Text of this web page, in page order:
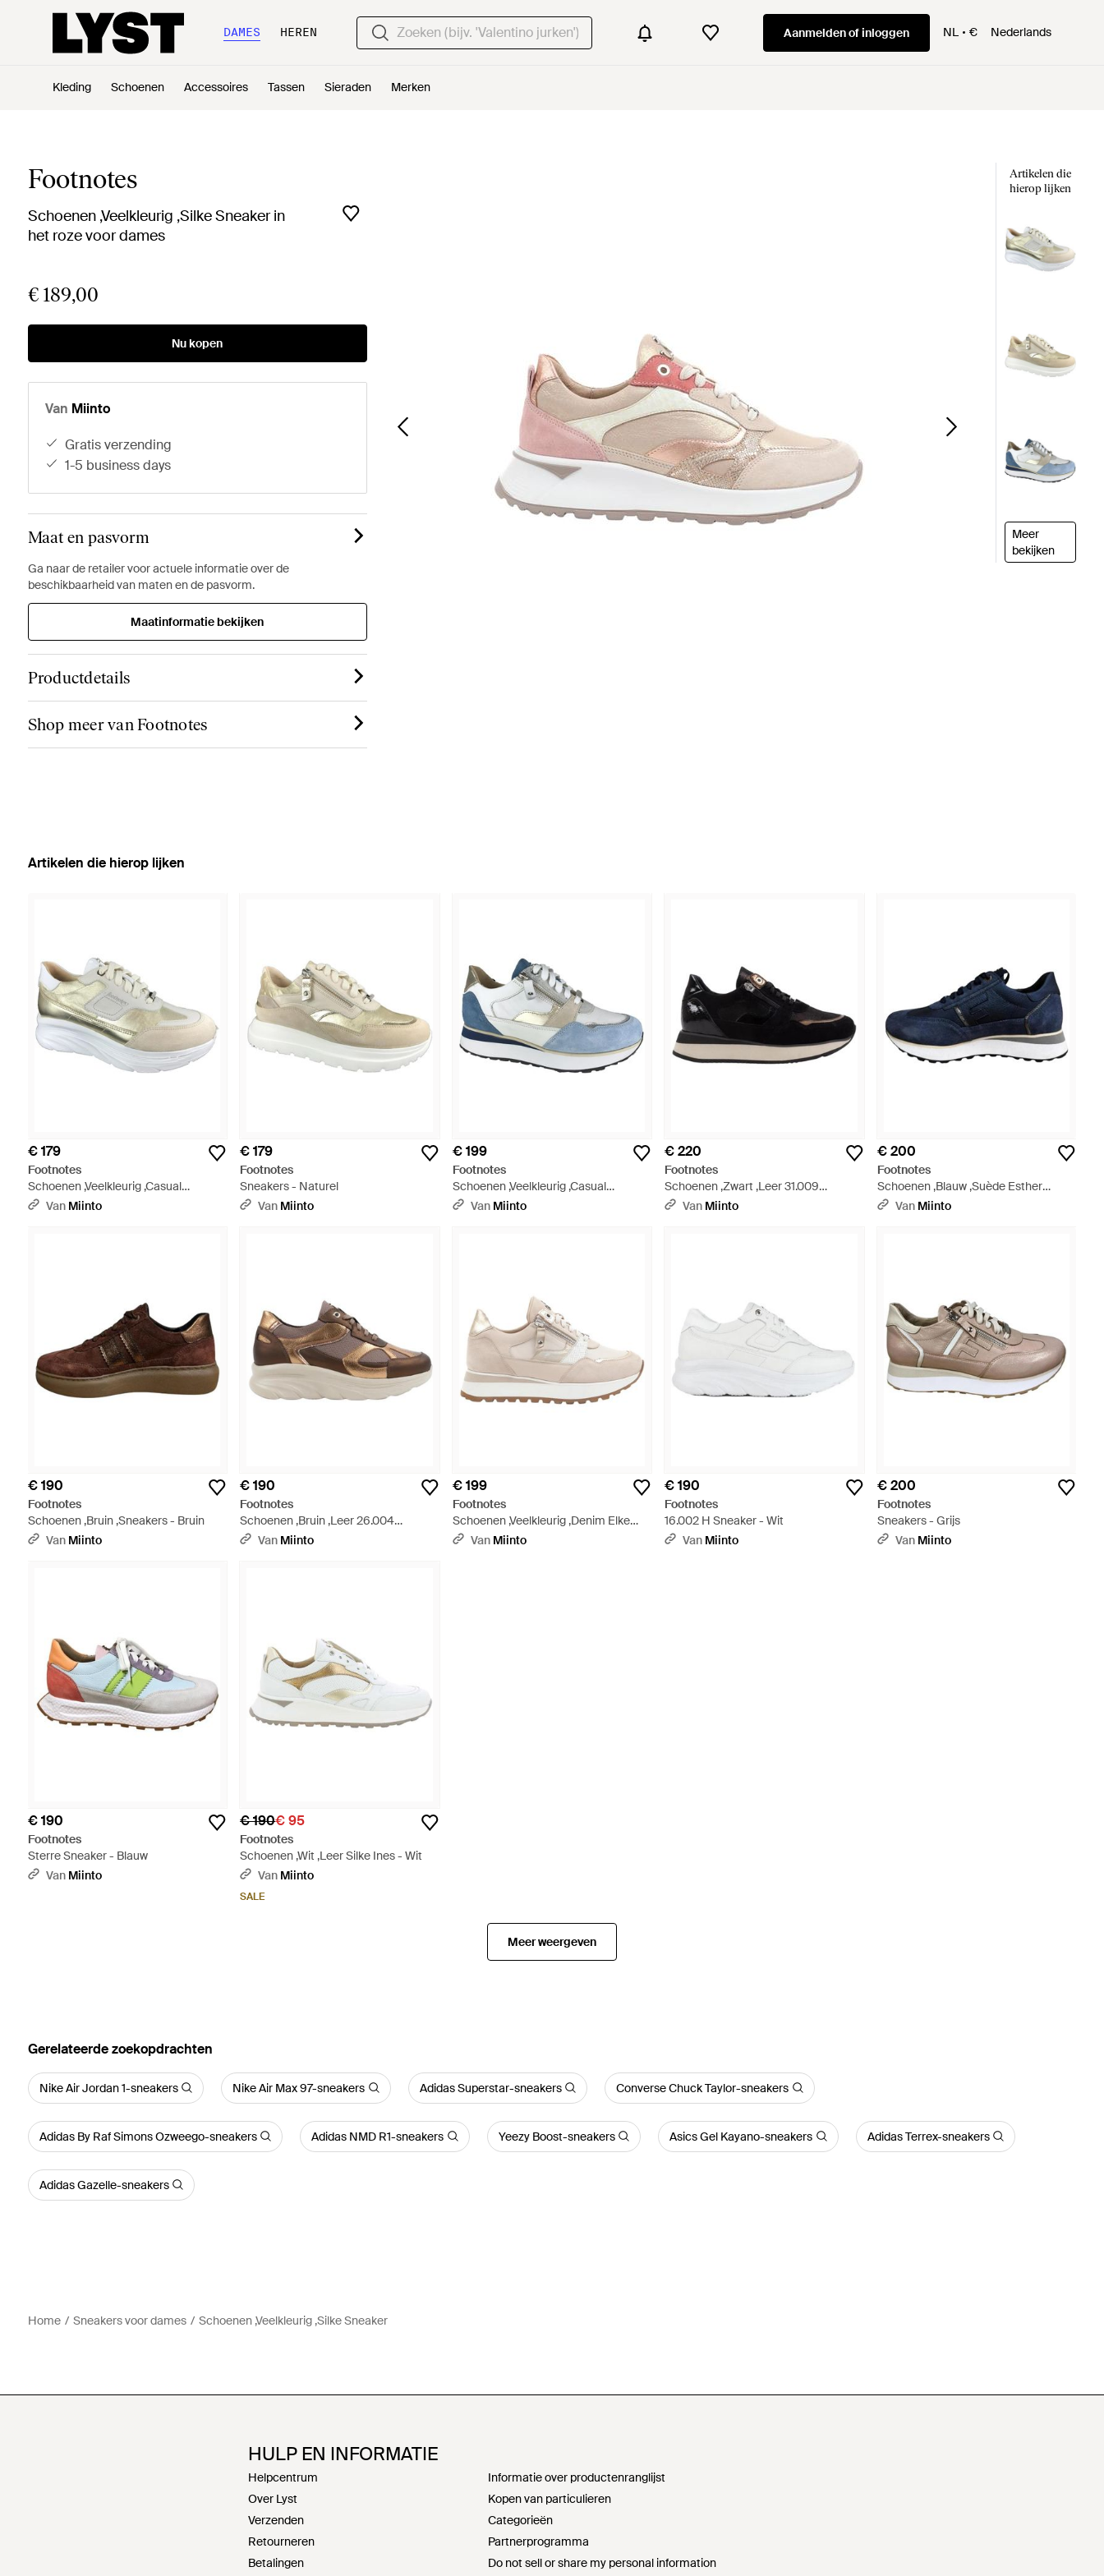
DAMES HEREN Aanmelden of inloggen NL € Nederlands
Kleding Schoenen Accessoires Tassen Sieraden Merken
Footnotes
Schoenen ,Veelkleurig ,Silke Sneaker in
het roze voor dames
€ 189,00
Nu kopen
Van Miinto
gratis verzending
1-5 business days
Maat en pasvorm
Ga naar de retailer voor actuele informatie over de
beschikbaarheid van maten en de pasvorm.
Maatinformatie bekijken
Productdetails
Shop meer van Footnotes
Artikelen die
hierop lijken
Meer
bekijken
Artikelen die hierop lijken
€ 179
Footnotes
Schoenen ,Veelkleurig ,Casual
Sneaker Schoenen - Wit
Van Miinto
€ 179
Footnotes
Sneakers - Naturel
Van Miinto
€ 199
Footnotes
Schoenen ,Veelkleurig ,Casual
Sneaker Schoenen - Blauw
Van Miinto
€ 220
Footnotes
Schoenen ,Zwart ,Leer 31.009
Sneaker - Zwart
Van Miinto
€ 200
Footnotes
Schoenen ,Blauw ,Suède Esther
Sneaker - Blauw
Van Miinto
€ 190
Footnotes
Schoenen ,Bruin ,Sneakers - Bruin
Van Miinto
€ 190
Footnotes
Schoenen ,Bruin ,Leer 26.004
Sneakers - Bruin
Van Miinto
€ 199
Footnotes
Schoenen ,Veelkleurig ,Denim Elke
Sneaker - Wit
Van Miinto
€ 190
Footnotes
16.002 H Sneaker - Wit
Van Miinto
€ 200
Footnotes
Sneakers - Grijs
Van Miinto
€ 190
Footnotes
Sterre Sneaker - Blauw
Van Miinto
€ 190€ 95
Footnotes
Schoenen ,Wit ,Leer Silke Ines - Wit
Van Miinto
SALE
Meer weergeven
Gerelateerde zoekopdrachten
Nike Air Jordan 1-sneakers Nike Air Max 97-sneakers Adidas Superstar-sneakers Converse Chuck Taylor-sneakers
Adidas By Raf Simons Ozweego-sneakers Adidas NMD R1-sneakers Yeezy Boost-sneakers Asics Gel Kayano-sneakers Adidas Terrex-sneakers
Adidas Gazelle-sneakers
Home Sneakers voor dames Schoenen ,Veelkleurig ,Silke Sneaker
HULP EN INFORMATIE
Helpcentrum
Over Lyst
Verzenden
Retourneren
Betalingen
Informatie over productenranglijst
Kopen van particulieren
Categorieën
Partnerprogramma
Do not sell or share my personal information